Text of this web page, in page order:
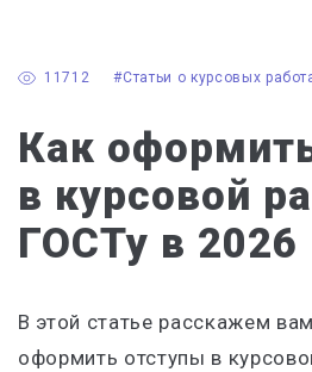
#Статьи о курсовых
11712
Как
в курсовой
ГОСТу в 2026
В этой статье расскажем в
оформить отступы в